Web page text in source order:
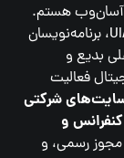
آسان‌وب هستم.
از سال ۱۳۹۲ با تیمی حرفه‌ای شامل طراحان UI/UX، برنامه‌نویسان
بدیع و
فعالیت
شرکتی
و
مجوز رسمی، و